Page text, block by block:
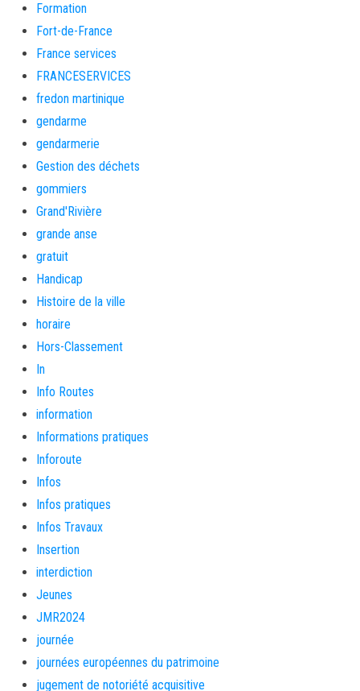
Formation
Fort-de-France
France services
FRANCESERVICES
fredon martinique
gendarme
gendarmerie
Gestion des déchets
gommiers
Grand'Rivière
grande anse
gratuit
Handicap
Histoire de la ville
horaire
Hors-Classement
In
Info Routes
information
Informations pratiques
Inforoute
Infos
Infos pratiques
Infos Travaux
Insertion
interdiction
Jeunes
JMR2024
journée
journées européennes du patrimoine
jugement de notoriété acquisitive